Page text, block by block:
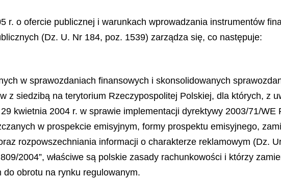
r. o ofercie publicznej i warunkach wprowadzania instrumentów
(Dz. U. Nr 184, poz. 1539) zarządza się, co następuje:
w sprawozdaniach finansowych i skonsolidowanych
z siedzibą na terytorium Rzeczypospolitej Polskiej, dla których, z
kwietnia 2004 r. w sprawie implementacji dyrektywy 2003/71/WE
w prospekcie emisyjnym, formy prospektu emisyjnego,
rozpowszechniania informacji o charakterze reklamowym (Dz.
2004”, właściwe są polskie zasady rachunkowości i którzy
obrotu na rynku regulowanym.